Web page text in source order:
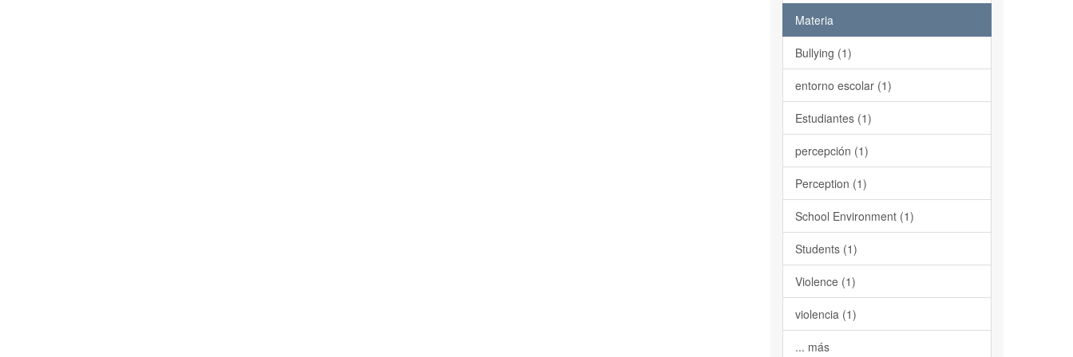
Materia
Bullying (1)
entorno escolar (1)
Estudiantes (1)
percepción (1)
Perception (1)
School Environment (1)
Students (1)
Violence (1)
violencia (1)
... más